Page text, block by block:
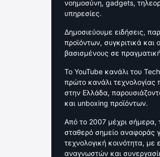
νοημοσύνη, gadgets,
υπηρεσίες.
Δημοσιεύουμε ειδήσεις,
προϊόντων, συγκριτικά και
βασισμένους σε
Το YouTube κανάλι του
πρώτο κανάλι τεχνολογίας
στην Ελλάδα,
και unboxing προϊόντων.
Από το 2007 μέχρι σήμερα,
σταθερό σημείο αναφοράς
τεχνολογική κοινότητα, με
αναγνωστών και